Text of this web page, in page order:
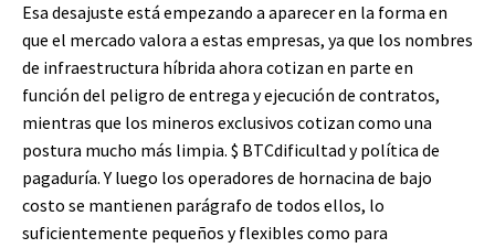
Esa desajuste está empezando a aparecer en la forma en
que el mercado valora a estas empresas, ya que los nombres
de infraestructura híbrida ahora cotizan en parte en
función del peligro de entrega y ejecución de contratos,
mientras que los mineros exclusivos cotizan como una
postura mucho más limpia. $ BTCdificultad y política de
pagaduría. Y luego los operadores de hornacina de bajo
costo se mantienen parágrafo de todos ellos, lo
suficientemente pequeños y flexibles como para